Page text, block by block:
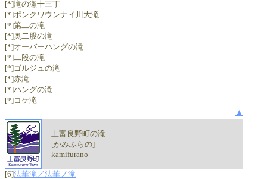
[*]滝の瀬十三丁
[*]ポンクワウンナイ川大滝
[*]第二の滝
[*]奥二股の滝
[*]オーバーハングの滝
[*]二段の滝
[*]ゴルジュの滝
[*]赤滝
[*]ハングの滝
[*]コケ滝
▲
上富良野町の滝
[かみふらの]
kamifurano
[6]法華滝／法華ノ滝